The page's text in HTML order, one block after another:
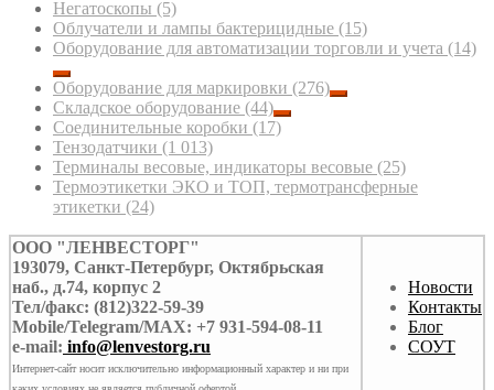
Негатоскопы (5)
Облучатели и лампы бактерицидные (15)
Оборудование для автоматизации торговли и учета (14)
Оборудование для маркировки (276)
Складское оборудование (44)
Соединительные коробки (17)
Тензодатчики (1 013)
Терминалы весовые, индикаторы весовые (25)
Термоэтикетки ЭКО и ТОП, термотрансферные
этикетки (24)
ООО "ЛЕНВЕСТОРГ"
193079, Санкт-Петербург, Октябрьская
наб., д.74, корпус 2
Тел/факс: (812)322-59-39
Mobile/Telegram/MAX: +7 931-594-08-11
e-mail: info@lenvestorg.ru
Интернет-сайт носит исключительно информационный характер и ни при
Новости
Контакты
Блог
СОУТ